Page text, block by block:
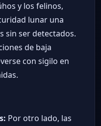
y los felinos,
lunar una
sin ser detectados.
de baja
con sigilo en
Por otro lado, las